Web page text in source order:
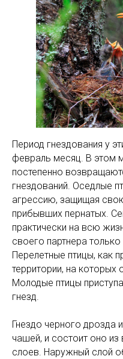
Период гнездования у
февраль месяц. В этом
постепенно
гнездований. Оседлые
агрессию, защищая
прибывших пернатых.
практически на всю
своего партнера только
Перелетные птицы, как
территории, на которых
Молодые птицы
гнезд.
Гнездо черного дрозда
чашей, и состоит оно из
слоев. Наружный слой